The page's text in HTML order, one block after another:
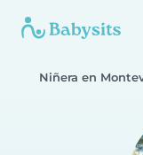
Niñera en